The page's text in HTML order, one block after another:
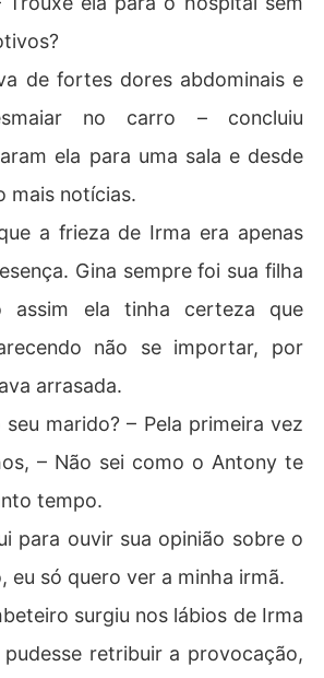
de fortes dores abdominais e
no carro – concluiu
ela para uma sala e desde
mais notícias.
a frieza de Irma era apenas
Gina sempre foi sua filha
assim ela tinha certeza que
não se importar, por
arrasada.
marido? – Pela primeira vez
– Não sei como o Antony te
tempo.
para ouvir sua opinião sobre o
eu só quero ver a minha irmã.
surgiu nos lábios de Irma
retribuir a provocação,